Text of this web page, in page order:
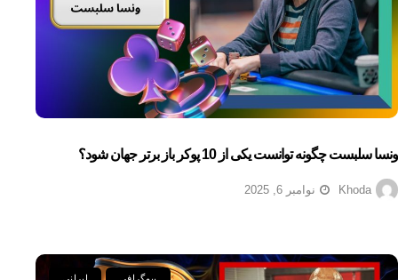
ونسا سلبست چگونه توانست یکی از 10 پوکر باز برتر جهان شود؟
Khoda نوامبر 6, 2025